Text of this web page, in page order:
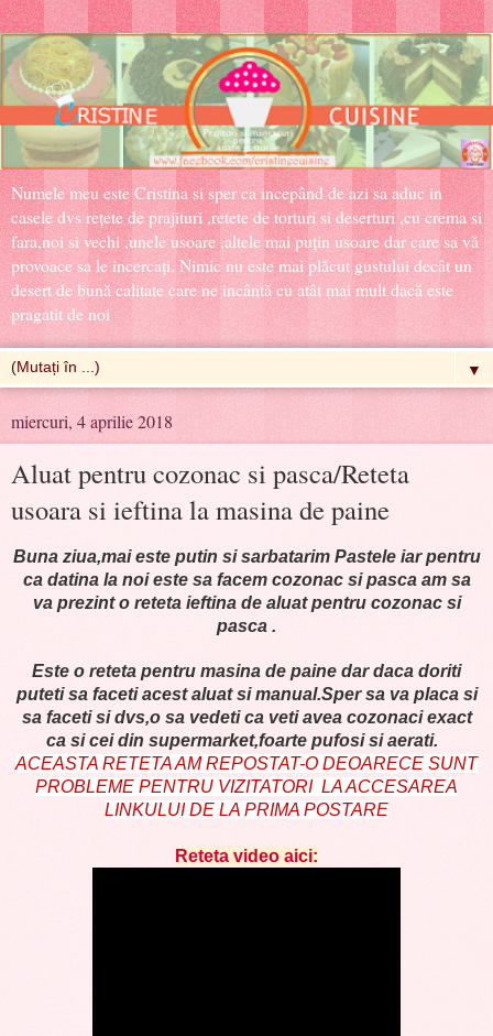
Numele meu este Cristina si sper ca incepând de azi sa aduc in
casele dvs rețete de prajituri ,retete de torturi si deserturi ,cu crema si
fara,noi si vechi ,unele usoare ,altele mai puțin usoare dar care sa vă
provoace sa le incercați. Nimic nu este mai plăcut gustului decât un
desert de bună calitate care ne incântă cu atât mai mult dacă este
pragatit de noi
▼
miercuri, 4 aprilie 2018
Aluat pentru cozonac si pasca/Reteta
usoara si ieftina la masina de paine
Buna ziua,mai este putin si sarbatarim Pastele iar pentru
ca datina la noi este sa facem cozonac si pasca am sa
va prezint o reteta ieftina de aluat pentru cozonac si
pasca .
Este o reteta pentru masina de paine dar daca doriti
puteti sa faceti acest aluat si manual.Sper sa va placa si
sa faceti si dvs,o sa vedeti ca veti avea cozonaci exact
ca si cei din supermarket,foarte pufosi si aerati.
ACEASTA RETETA AM REPOSTAT-O DEOARECE SUNT
PROBLEME PENTRU VIZITATORI LA ACCESAREA
LINKULUI DE LA PRIMA POSTARE
Reteta video aici: